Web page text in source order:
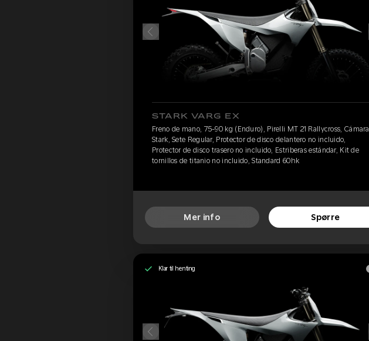
STARK VARG EX
Freno de mano, 75-90 kg (Enduro), Pirelli MT 21 Rallycross, Cámara
Stark, Sete Regular, Protector de disco delantero no incluido,
Protector de disco trasero no incluido, Estriberas estándar, Kit de
tornillos de titanio no incluido, Standard 60hk
Mer info Spørre
Klar til henting